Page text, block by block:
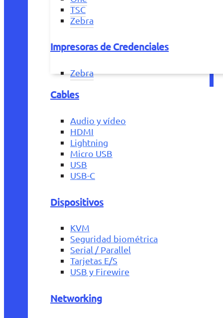
TSC
Zebra
Impresoras de Credenciales
Zebra
Cables
Audio y vídeo
HDMI
Lightning
Micro USB
USB
USB-C
Dispositivos
KVM
Seguridad biométrica
Serial / Parallel
Tarjetas E/S
USB y Firewire
Networking